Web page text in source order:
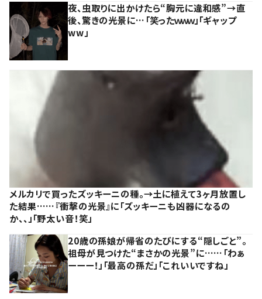
夜、虫取りに出かけたら“胸元に違和感”→直
後、驚きの光景に…「笑ったｗｗｗ」「ギャップ
ww」
メルカリで買ったズッキーニの種。→土に植えて3ヶ月放置し
た結果……『衝撃の光景』に「ズッキーニも凶器になるの
か、、」「野太い音！笑」
20歳の孫娘が帰省のたびにする“隠しごと”。
祖母が見つけた“まさかの光景”に……「わぁ
ーーー！」「最高の孫だ」「これいいですね」